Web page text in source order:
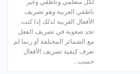
لكل متعلمي وناطقي وغير
ناطقي العربية وهو تصريف
الأفعال العربية لذلك إذا كنت
تجد صعوبة في تصريف الفعل
مع الضمائر المختلفة أو ربما لم
تعرف كيفية تصريف الأفعال
حسب…